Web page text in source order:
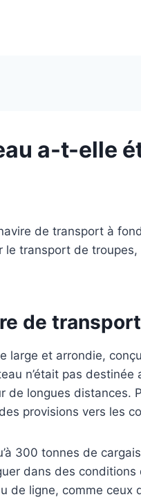
a-t-elle
de transport à
le transport de
de
large et arrondie,
n’était pas
de longues
provisions vers les
300 tonnes de
dans des
de ligne, comme